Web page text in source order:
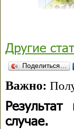
Другие
Поделиться…
Важно:
случае.